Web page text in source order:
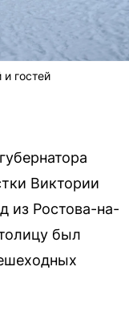
гостей
Виктории
из Ростова-на-
был